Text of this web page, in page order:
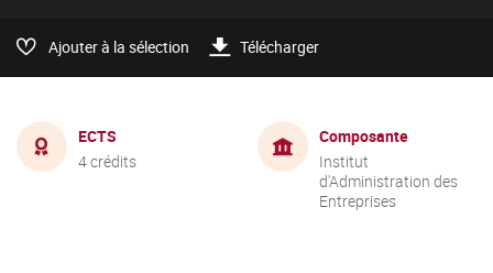
Ajouter à la sélection Télécharger
ECTS
4 crédits
Composante
Institut
d'Administration des
Entreprises